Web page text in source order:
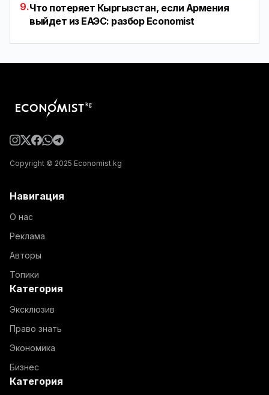
9.Что потеряет Кыргызстан, если Армения
выйдет из ЕАЭС: разбор Economist
Copyright © 2025 Economist.kg
Навигация
О нас
Реклама
Авторы
Топики
Категория
Эксклюзив
Право знать
Экономика
Бизнес
Категория